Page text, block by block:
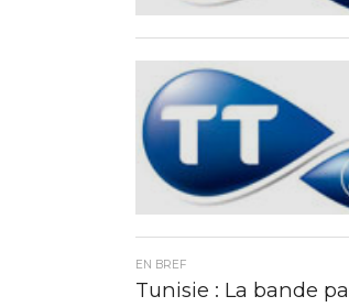
EN BREF
Tunisie : La bande